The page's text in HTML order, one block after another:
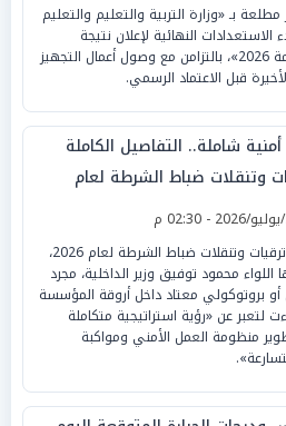
بـ «وزارة التربية والتعليم والتعليم
النهائية لإعلان نتيجة
«الثانوية العامة 2026»، بالتزامن مع وصول أعمال التجهيز
قبل الاعتماد الرسمي.
شاملة.. التفاصيل الكاملة
وتنقلات ضباط الشرطة لعام
لم تكن حركة ترقيات وتنقلات ضباط الشرطة لعام 2026،
اللواء محمود توفيق وزير الداخلية، مجرد
أو بروتوكولي معتاد داخل أروقة المؤسسة
لتعبر عن «رؤية استراتيجية متكاملة
منظومة العمل الأمني ومواكبة